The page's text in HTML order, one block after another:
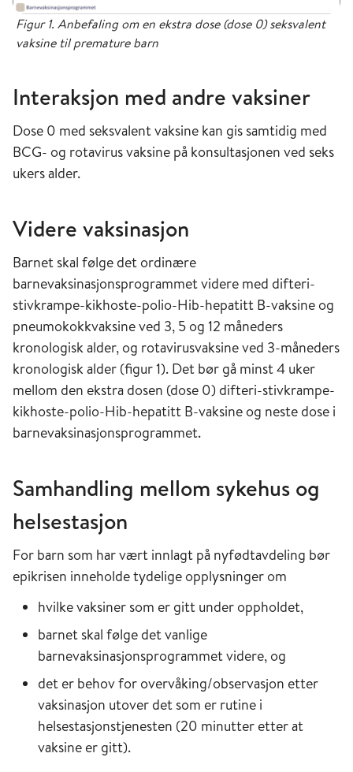
hadde en økt forekomst av apnø
(pustestopp) etter første vaksinedose og vil
Premature barn med GA over 30 uker
hadde ikke økt risiko for apnø etter
vaksinasjon unntatt hvis de hadde alvorlige
tilleggssykdommer.
premature barn fra 6–8 ukers kronologisk alder
kan bedre beskyttelsen mot kikhoste [5].
De ti årene i forkant av
kunnskapsoppsummeringen hadde det vært
meldt 30–80 bekreftede tilfeller av kikhoste
årlig hos barn under 1 år i Norge ifølge
Meldesystem for smittsomme
sykdommer(MSIS). De aller fleste barna var
under 6-månedersalder ved
diagnosetidspunktet. En norsk studie fra 2017
hospitalisering er høyere hos premature enn
hos fullbårne barn [9]. En ekstra dose med
vaksine mot kikhoste, gitt som komponent i
seksvalent vaksine, anses å ha stor betydning for
reduksjon i morbiditeten ved kikhoste hos
til bruk hos spedbarn fra 6 ukers alder.
Etter at pneumokokkvaksine ble innført i
barnevaksinasjonsprogrammet i 2006
forekommer invasiv pneumokokksykdom hos
spedbarn sjeldent, med færre enn ti tilfeller
årlig. Vaksinasjonsprogrammet fører til både
direkte individuell beskyttelse hos den
Figur 1. Anbefaling om en ekstra dose (dose 0) seksvalent
vaksine til premature barn
Interaksjon med andre vaksiner
Dose 0 med seksvalent vaksine kan gis samtidig med
BCG- og rotavirus vaksine på konsultasjonen ved seks
ukers alder.
Videre vaksinasjon
Barnet skal følge det ordinære
barnevaksinasjonsprogrammet videre med difteri-
stivkrampe-kikhoste-polio-Hib-hepatitt B-vaksine og
pneumokokkvaksine ved 3, 5 og 12 måneders
kronologisk alder, og rotavirusvaksine ved 3-måneders
kronologisk alder (figur 1). Det bør gå minst 4 uker
mellom den ekstra dosen (dose 0) difteri-stivkrampe-
kikhoste-polio-Hib-hepatitt B-vaksine og neste dose i
barnevaksinasjonsprogrammet.
Samhandling mellom sykehus og
helsestasjon
For barn som har vært innlagt på nyfødtavdeling bør
epikrisen inneholde tydelige opplysninger om
hvilke vaksiner som er gitt under oppholdet,
barnet skal følge det vanlige
barnevaksinasjonsprogrammet videre, og
det er behov for overvåking/observasjon etter
vaksinasjon utover det som er rutine i
helsestasjonstjenesten (20 minutter etter at
vaksine er gitt).